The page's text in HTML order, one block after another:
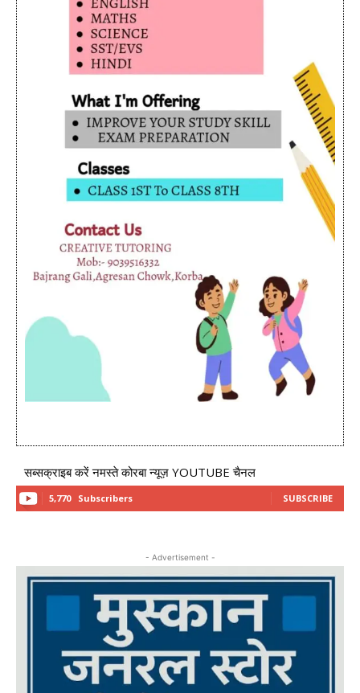
सब्सक्राइब करें नमस्ते कोरबा न्यूज़ YOUTUBE चैनल
5,770 Subscribers SUBSCRIBE
- Advertisement -